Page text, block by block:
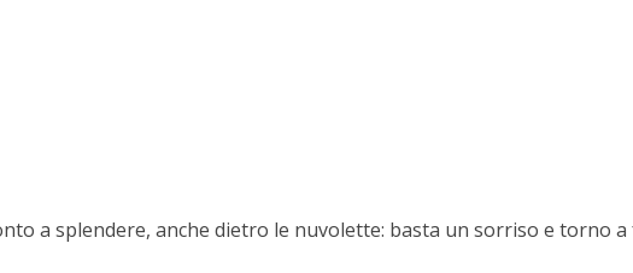
a splendere, anche dietro le nuvolette: basta un sorriso e torno